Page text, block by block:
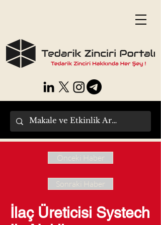
Önceki Haber
Sonraki Haber
İlaç Üreticisi Systech